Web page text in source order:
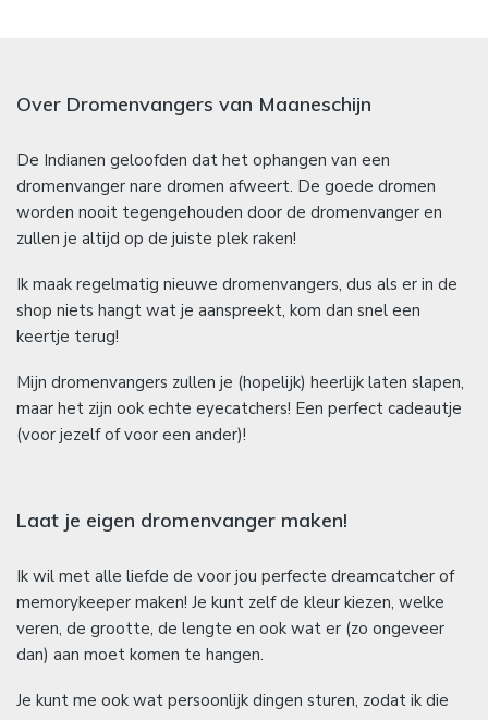
Over Dromenvangers van Maaneschijn
De Indianen geloofden dat het ophangen van een
dromenvanger nare dromen afweert. De goede dromen
worden nooit tegengehouden door de dromenvanger en
zullen je altijd op de juiste plek raken!
Ik maak regelmatig nieuwe dromenvangers, dus als er in de
shop niets hangt wat je aanspreekt, kom dan snel een
keertje terug!
Mijn dromenvangers zullen je (hopelijk) heerlijk laten slapen,
maar het zijn ook echte eyecatchers! Een perfect cadeautje
(voor jezelf of voor een ander)!
Laat je eigen dromenvanger maken!
Ik wil met alle liefde de voor jou perfecte dreamcatcher of
memorykeeper maken! Je kunt zelf de kleur kiezen, welke
veren, de grootte, de lengte en ook wat er (zo ongeveer
dan) aan moet komen te hangen.
Je kunt me ook wat persoonlijk dingen sturen, zodat ik die